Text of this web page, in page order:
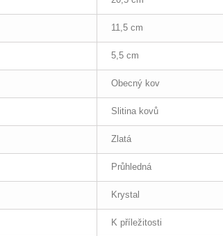
11,5 cm
5,5 cm
Obecný kov
Slitina kovů
Zlatá
Průhledná
Krystal
K příležitosti